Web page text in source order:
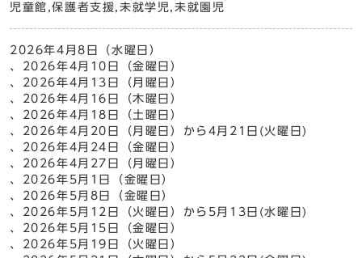
児童館,保護者支援,未就学児,未就園児
2026年4月8日（水曜日）
、2026年4月10日（金曜日）
、2026年4月13日（月曜日）
、2026年4月16日（木曜日）
、2026年4月18日（土曜日）
、2026年4月20日（月曜日）から4月21日(火曜日)
、2026年4月24日（金曜日）
、2026年4月27日（月曜日）
、2026年5月1日（金曜日）
、2026年5月8日（金曜日）
、2026年5月12日（火曜日）から5月13日(水曜日)
、2026年5月15日（金曜日）
、2026年5月19日（火曜日）